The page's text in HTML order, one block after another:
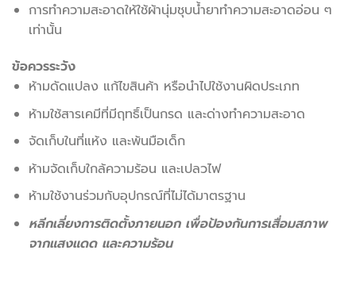
การทำความสะอาดให้ใช้ผ้านุ่มชุบน้ำยาทำความสะอาดอ่อน ๆ
เท่านั้น
ข้อควรระวัง
ห้ามดัดแปลง แก้ไขสินค้า หรือนำไปใช้งานผิดประเภท
ห้ามใช้สารเคมีที่มีฤทธิ์เป็นกรด และด่างทำความสะอาด
จัดเก็บในที่แห้ง และพ้นมือเด็ก
ห้ามจัดเก็บใกล้ความร้อน และเปลวไฟ
ห้ามใช้งานร่วมกับอุปกรณ์ที่ไม่ได้มาตรฐาน
หลีกเลี่ยงการติดตั้งภายนอก เพื่อป้องกันการเสื่อมสภาพ
จากแสงแดด และความร้อน